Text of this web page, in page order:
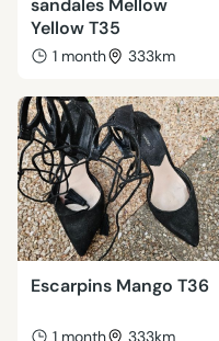
sandales Mellow
Yellow T35
1 month 333km
Escarpins Mango T36
1 month 333km